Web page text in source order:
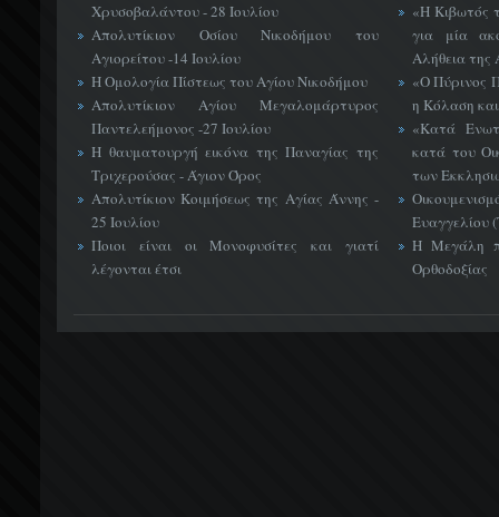
Χρυσοβαλάντου - 28 Ιουλίου
Απολυτίκιον Οσίου Νικοδήμου του
Αγιορείτου -14 Ιουλίου
Η Ομολογία Πίστεως του Αγίου Νικοδήμου
Απολυτίκιον Αγίου Μεγαλομάρτυρος
Παντελεήμονος -27 Ιουλίου
Η θαυματουργή εικόνα της Παναγίας της
Τριχερούσας - Άγιον Όρος
Απολυτίκιον Κοιμήσεως της Αγίας Άννης -
25 Ιουλίου
Ποιοι είναι οι Μονοφυσίτες και γιατί
λέγονται έτσι
«H Κιβωτός
για μία
Αλήθεια της
«Ο Πύρινος
η Κόλαση
«Κατά
κατά του
των
Ευαγγελίου
Η Μεγάλη
Ορθοδοξίας